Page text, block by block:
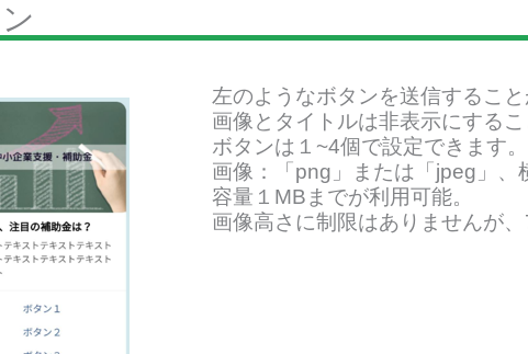
左のようなボタンを送信すること
画像とタイトルは非表示にするこ
ボタンは１~4個で設定できます。
画像：「png」または「jpeg」、
容量１MBまでが利用可能。
画像高さに制限はありませんが、